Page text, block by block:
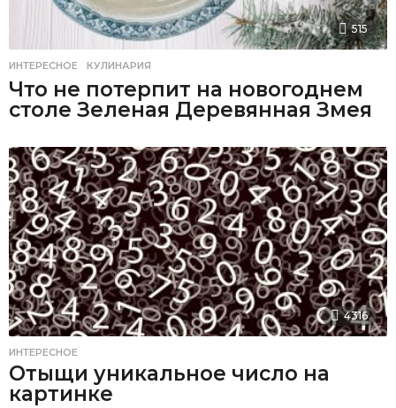
515
ИНТЕРЕСНОЕ ,КУЛИНАРИЯ
Что не потерпит на новогоднем
столе Зеленая Деревянная Змея
4316
ИНТЕРЕСНОЕ
Отыщи уникальное число на
картинке